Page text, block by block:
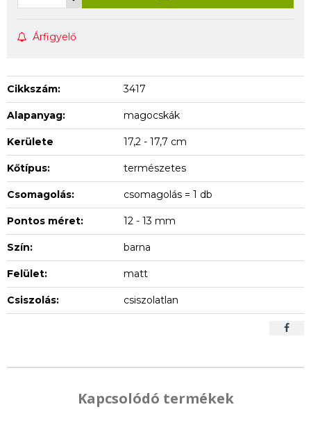
Árfigyelő
Cikkszám: 3417
Alapanyag: magocskák
Kerülete 17,2 - 17,7 cm
Kőtípus: természetes
Csomagolás: csomagolás = 1 db
Pontos méret: 12 - 13 mm
Szín: barna
Felület: matt
Csiszolás: csiszolatlan
Kapcsolódó termékek